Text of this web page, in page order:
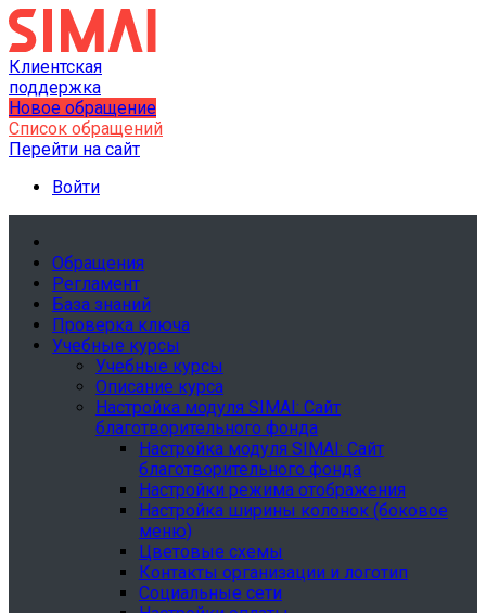
Клиентская
поддержка
Новое обращение
Список обращений
Перейти на сайт
Войти
Обращения
Регламент
База знаний
Проверка ключа
Учебные курсы
Учебные курсы
Описание курса
Настройка модуля SIMAI: Сайт
благотворительного фонда
Настройка модуля SIMAI: Сайт
благотворительного фонда
Настройки режима отображения
Настройка ширины колонок (боковое
меню)
Цветовые схемы
Контакты организации и логотип
Социальные сети